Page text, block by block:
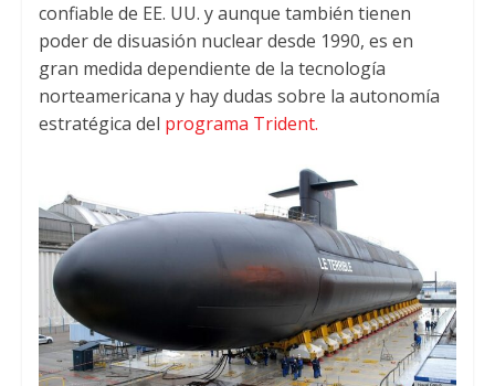
confiable de EE. UU. y aunque también tienen
poder de disuasión nuclear desde 1990, es en
gran medida dependiente de la tecnología
norteamericana y hay dudas sobre la autonomía
estratégica del programa Trident.